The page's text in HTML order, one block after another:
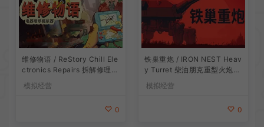
维修物语 / ReStory Chill Ele
ctronics Repairs 拆解修理模
拟游戏
模拟经营
0
铁巢重炮 / IRON NEST Heav
y Turret 柴油朋克重型火炮游
戏
模拟经营
0